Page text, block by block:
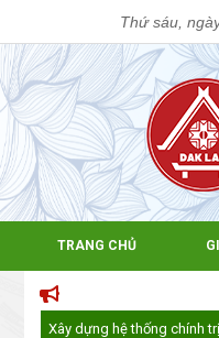
Thứ sáu,
TRANG CHỦ
Xây dựng hệ thống chính trị